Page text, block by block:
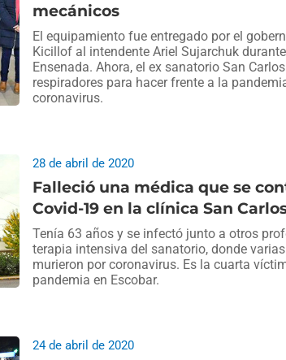
mecánicos
El equipamiento fue entregado por el
Kicillof al intendente Ariel Sujarchuk
Ensenada. Ahora, el ex sanatorio San
respiradores para hacer frente a la
coronavirus.
Falleció una médica que se
Covid-19 en la clínica San
28 de abril de 2020
Tenía 63 años y se infectó junto a otros
terapia intensiva del sanatorio, donde
murieron por coronavirus. Es la cuarta
pandemia en Escobar.
24 de abril de 2020